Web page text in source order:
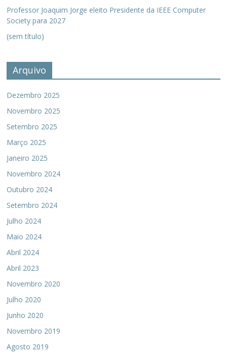
Professor Joaquim Jorge eleito Presidente da IEEE Computer
Society para 2027
(sem título)
Arquivo
Dezembro 2025
Novembro 2025
Setembro 2025
Março 2025
Janeiro 2025
Novembro 2024
Outubro 2024
Setembro 2024
Julho 2024
Maio 2024
Abril 2024
Abril 2023
Novembro 2020
Julho 2020
Junho 2020
Novembro 2019
Agosto 2019